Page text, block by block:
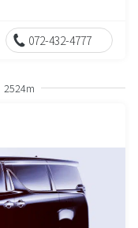
072-432-4777
2524m